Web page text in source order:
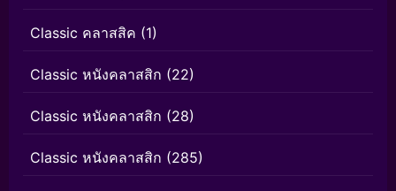
Classic คลาสสิค (1)
Classic หนังคลาสสิก (22)
Classic หนังคลาสสิก (28)
Classic หนังคลาสสิก (285)